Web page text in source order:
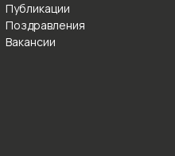
Публикации
Поздравления
Вакансии